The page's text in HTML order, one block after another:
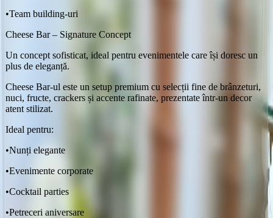
•Team building-uri
Cheese Bar – Signature Concept
Un concept sofisticat, ideal pentru evenimentele care își doresc un
plus de eleganță.
Cheese Bar-ul este un setup premium cu selecții fine de brânzeturi,
nuci, fructe, crackers și accente rafinate, prezentate într-un decor
atent stilizat.
Ideal pentru:
•Nunți elegante
•Evenimente corporate
•Cocktail parties
•Petreceri aniversare